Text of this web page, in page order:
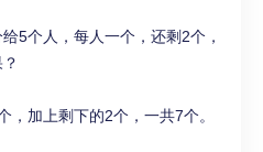
5个人，每人一个，还剩2个，
，加上剩下的2个，一共7个。